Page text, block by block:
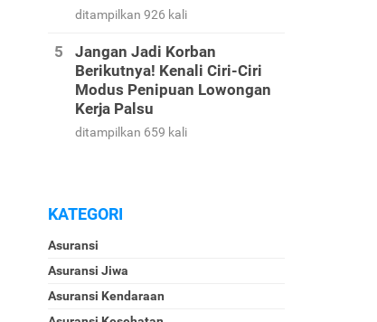
ditampilkan 926 kali
Jangan Jadi Korban
Berikutnya! Kenali Ciri-Ciri
Modus Penipuan Lowongan
Kerja Palsu
ditampilkan 659 kali
KATEGORI
Asuransi
Asuransi Jiwa
Asuransi Kendaraan